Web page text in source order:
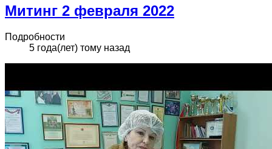
Митинг 2 февраля 2022
Подробности
5 года(лет) тому назад